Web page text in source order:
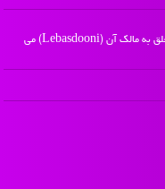
lebasdooni.ir - مالکیت معنوی سایت لباس دونی متعلق به مالک آن (Lebasdooni) می